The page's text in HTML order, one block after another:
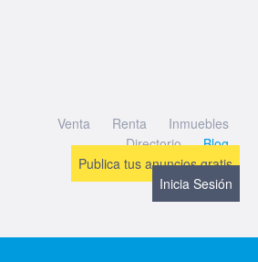
Venta Renta
Inmuebles
Directorio
Blog
Publica tus anuncios gratis
Inicia Sesión